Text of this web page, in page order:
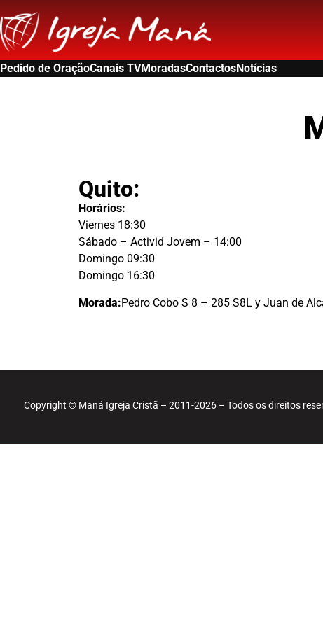
Pedido de OraçãoCanais TVMoradasContactosNotícias
Quito:
Horários:
Viernes 18:30
Sábado – Activid Jovem – 14:00
Domingo 09:30
Domingo 16:30
Morada:Pedro Cobo S 8 – 285 S8L y Juan de
Copyright © Maná Igreja Cristã – 2011-2026 – Todos os direitos